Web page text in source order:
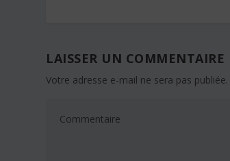
LAISSER UN COMMENTAIRE
Votre adresse e-mail ne sera pas publiée.